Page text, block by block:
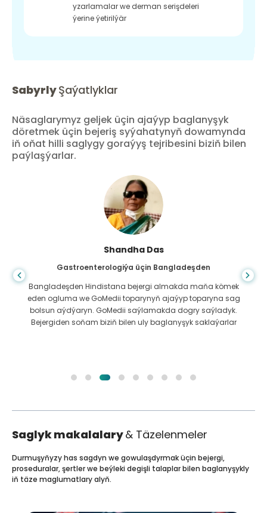
yzarlamalar we derman serişdeleri
ýerine ýetirilýär
SabyrlyŞaýatlyklar
Näsaglarymyz geljek üçin ajaýyp baglanyşyk
döretmek üçin bejeriş syýahatynyň dowamynda
iň oňat hilli saglygy goraýyş tejribesini biziň bilen
paýlaşýarlar.
Shandha Das
Gastroenterologiýa üçin Bangladeşden
Bangladeşden Hindistana bejergi almakda maňa kömek
eden ogluma we GoMedii toparynyň ajaýyp toparyna sag
bolsun aýdýaryn. GoMedii saýlamakda dogry saýladyk.
Bejergiden soňam biziň bilen uly baglanyşyk saklaýarlar
Saglyk makalalary& Täzelenmeler
Durmuşyňyzy has sagdyn we gowulaşdyrmak üçin bejergi,
proseduralar, şertler we beýleki degişli talaplar bilen baglanyşykly
iň täze maglumatlary alyň.